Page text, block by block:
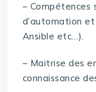
– Compétences
d’automation
Ansible etc…).
– Maitrise des
connaissance